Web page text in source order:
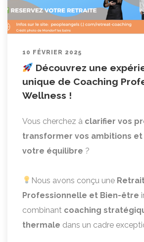
10 FÉVRIER 2025
Découvrez une
unique de Coaching
Wellness !
Vous cherchez à clarifier vos
transformer vos ambitions
votre équilibre ?
Nous avons conçu une
Professionnelle et Bien-être
combinant coaching
thermale dans un cadre